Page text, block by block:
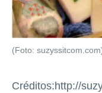
(Foto:
Créditos:http://